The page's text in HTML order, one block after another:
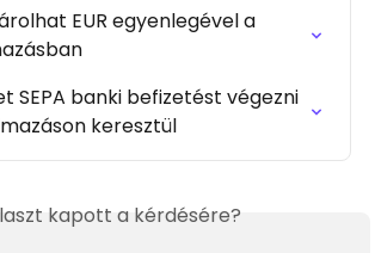
EUR egyenlegével a
SEPA banki befizetést végezni
keresztül
kapott a kérdésére?